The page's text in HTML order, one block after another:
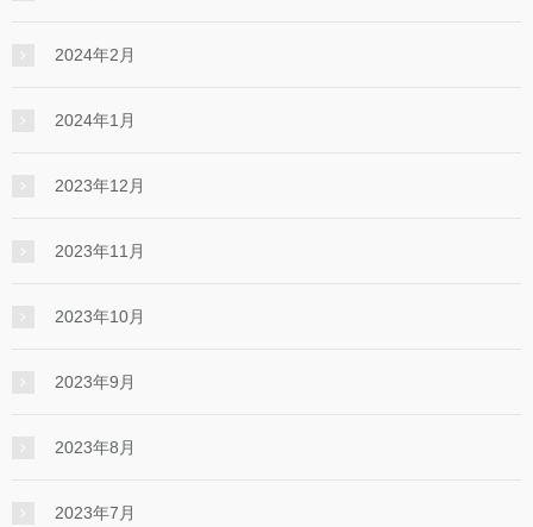
2024年2月
2024年1月
2023年12月
2023年11月
2023年10月
2023年9月
2023年8月
2023年7月